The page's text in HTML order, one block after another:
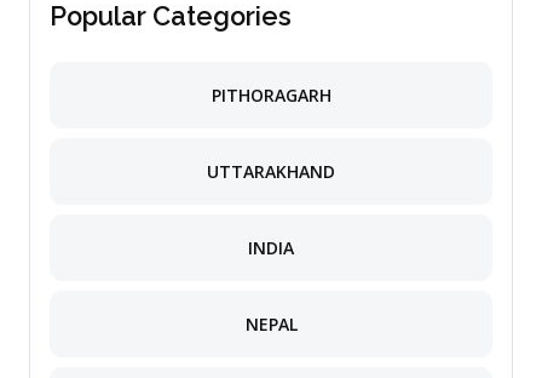
Popular Categories
PITHORAGARH
UTTARAKHAND
INDIA
NEPAL